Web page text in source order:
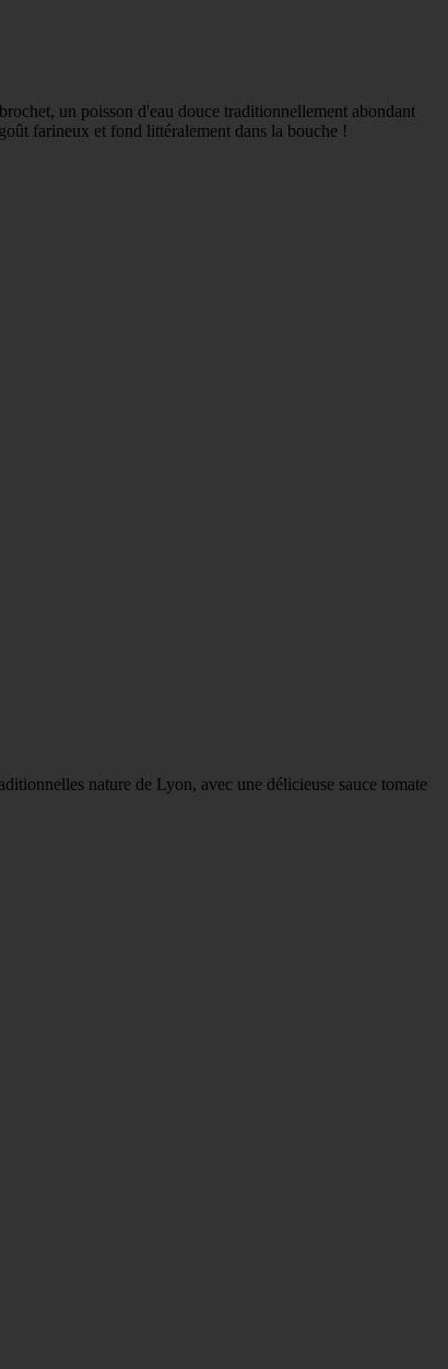
un poisson d'eau douce traditionnellement abondant
farineux et fond littéralement dans la bouche !
nature de Lyon, avec une délicieuse sauce tomate